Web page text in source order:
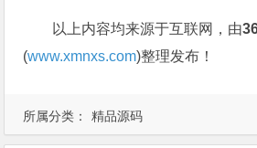
所属分类： 精品源码
以上内容均来源于互联网，由
(www.xmnxs.com)整理发布！